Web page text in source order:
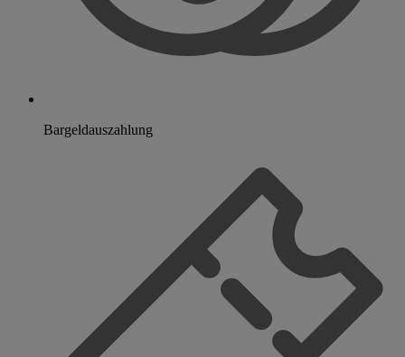
Bargeldauszahlung